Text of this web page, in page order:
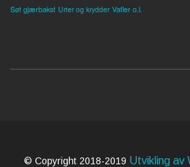
Søt gjærbakst Urter og krydder Vafler o.l.
© Copyright 2018-2019 Utvikling av